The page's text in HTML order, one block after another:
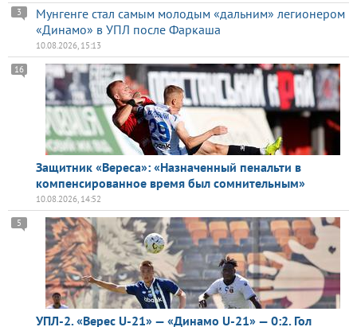
Мунгенге стал самым молодым «дальним» легионером
«Динамо» в УПЛ после Фаркаша
3
10.08.2026, 15:13
Защитник «Вереса»: «Назначенный пенальти в
компенсированное время был сомнительным»
16
10.08.2026, 14:52
УПЛ-2. «Верес U-21» — «Динамо U-21» — 0:2. Гол
5